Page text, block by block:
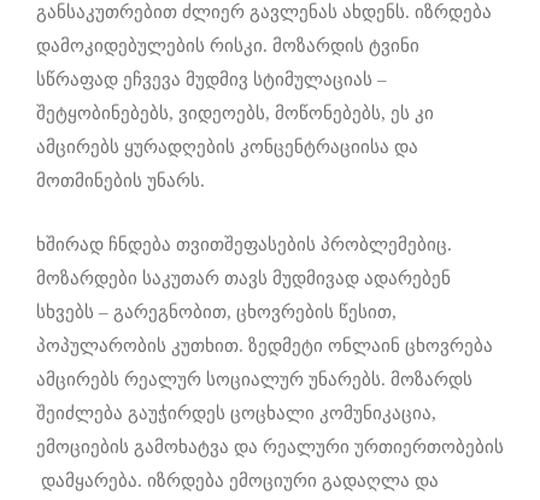
განსაკუთრებით ძლიერ გავლენას ახდენს. იზრდება
დამოკიდებულების რისკი. მოზარდის ტვინი
სწრაფად ეჩვევა მუდმივ სტიმულაციას –
შეტყობინებებს, ვიდეოებს, მოწონებებს, ეს კი
ამცირებს ყურადღების კონცენტრაციისა და
მოთმინების უნარს.
ხშირად ჩნდება თვითშეფასების პრობლემებიც.
მოზარდები საკუთარ თავს მუდმივად ადარებენ
სხვებს – გარეგნობით, ცხოვრების წესით,
პოპულარობის კუთხით. ზედმეტი ონლაინ ცხოვრება
ამცირებს რეალურ სოციალურ უნარებს. მოზარდს
შეიძლება გაუჭირდეს ცოცხალი კომუნიკაცია,
ემოციების გამოხატვა და რეალური ურთიერთობების
დამყარება. იზრდება ემოციური გადაღლა და